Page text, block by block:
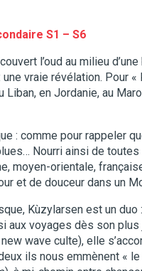
S1 – S6
l’oud au milieu
vraie révélation. Pour
Liban, en Jordanie, au
: comme pour rappeler
Nourri ainsi de
moyen-orientale,
et de douceur dans un
Kùzylarsen est un
voyages dès son plus
wave culte), elle
ils nous emmènent «